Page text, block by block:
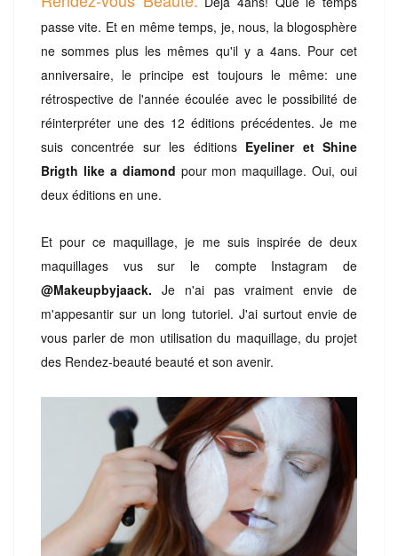
passe vite. Et en même temps, je, nous, la blogosphère
ne sommes plus les mêmes qu'il y a 4ans. Pour cet
anniversaire, le principe est toujours le même: une
rétrospective de l'année écoulée avec le possibilité de
réinterpréter une des 12 éditions précédentes. Je me
suis concentrée sur les éditions Eyeliner et Shine
Brigth like a diamond pour mon maquillage. Oui, oui
deux éditions en une.
Et pour ce maquillage, je me suis inspirée de deux
maquillages vus sur le compte Instagram de
@Makeupbyjaack. Je n'ai pas vraiment envie de
m'appesantir sur un long tutoriel. J'ai surtout envie de
vous parler de mon utilisation du maquillage, du projet
des Rendez-beauté beauté et son avenir.